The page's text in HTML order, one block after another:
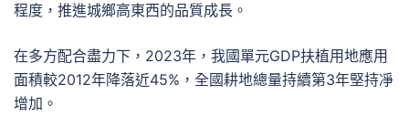
程度，推進城鄉高東西的品質成長。
在多方配合盡力下，2023年，我國單元GDP扶植用地應用
面積較2012年降落近45%，全國耕地總量持續第3年堅持凈
增加。